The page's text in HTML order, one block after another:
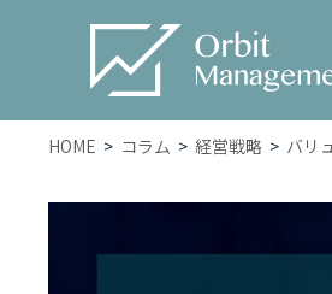
HOME コラム 経営戦略 バリ